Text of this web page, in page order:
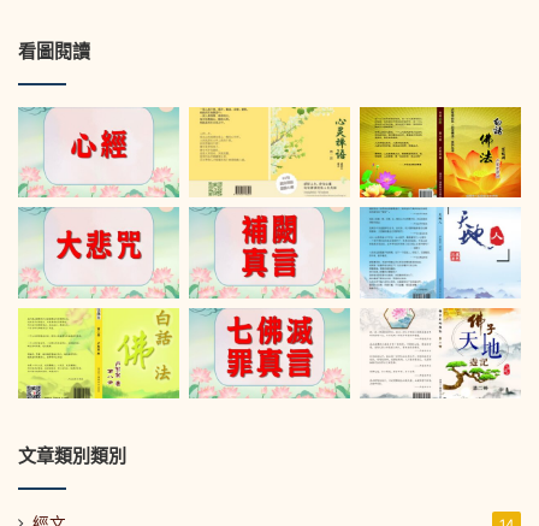
看圖閱讀
文章類別類別